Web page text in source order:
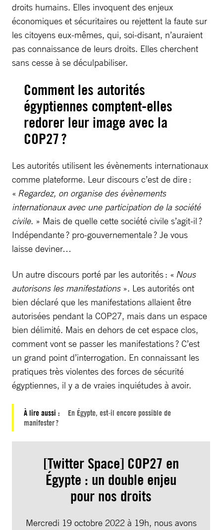
droits humains. Elles invoquent des enjeux
économiques et sécuritaires ou rejettent la faute sur
les citoyens eux-mêmes, qui, soi-disant, n’auraient
pas connaissance de leurs droits. Elles cherchent
sans cesse à se déculpabiliser.
Comment les autorités
égyptiennes comptent-elles
redorer leur image avec la
COP27 ?
Les autorités utilisent les évènements internationaux
comme plateforme. Leur discours c’est de dire :
« Regardez, on organise des évènements
internationaux avec une participation de la société
civile. » Mais de quelle cette société civile s’agit-il ?
Indépendante ? pro-gouvernementale ? Je vous
laisse deviner…
Un autre discours porté par les autorités : « Nous
autorisons les manifestations ». Les autorités ont
bien déclaré que les manifestations allaient être
autorisées pendant la COP27, mais dans un espace
bien délimité. Mais en dehors de cet espace clos,
comment vont se passer les manifestations ? C’est
un grand point d’interrogation. En connaissant les
pratiques très violentes des forces de sécurité
égyptiennes, il y a de vraies inquiétudes à avoir.
À lire aussi :
En Égypte, est-il encore possible de
manifester ?
[Twitter Space] COP27 en
Égypte : un double enjeu
pour nos droits
Mercredi 19 octobre 2022 à 19h, nous avons